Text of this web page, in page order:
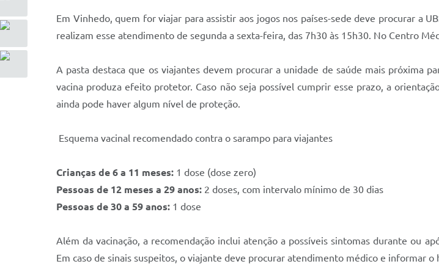
Em Vinhedo, quem for viajar para assistir aos jogos nos países-sede deve procurar a
realizam esse atendimento de segunda a sexta-feira, das 7h30 às 15h30. No Centro
A pasta destaca que os viajantes devem procurar a unidade de saúde mais próxima
vacina produza efeito protetor. Caso não seja possível cumprir esse prazo, a
ainda pode haver algum nível de proteção.
Esquema vacinal recomendado contra o sarampo para viajantes
Crianças de 6 a 11 meses: 1 dose (dose zero)
Pessoas de 12 meses a 29 anos: 2 doses, com intervalo mínimo de 30 dias
Pessoas de 30 a 59 anos: 1 dose
Além da vacinação, a recomendação inclui atenção a possíveis sintomas durante ou
Em caso de sinais suspeitos, o viajante deve procurar atendimento médico e informar